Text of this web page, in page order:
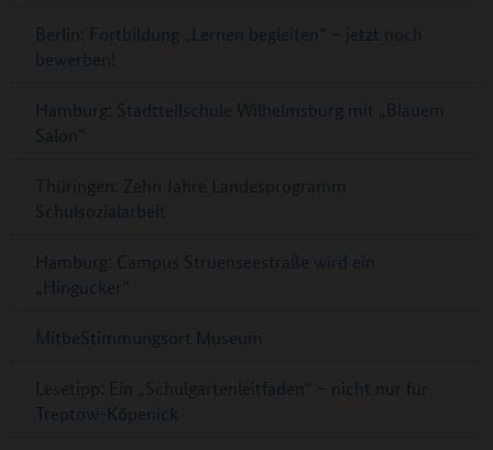
Berlin: Fortbildung „Lernen begleiten“ – jetzt noch
bewerben!
Hamburg: Stadtteilschule Wilhelmsburg mit „Blauem
Salon“
Thüringen: Zehn Jahre Landesprogramm
Schulsozialarbeit
Hamburg: Campus Struenseestraße wird ein
„Hingucker“
MitbeStimmungsort Museum
Lesetipp: Ein „Schulgartenleitfaden“ – nicht nur für
Treptow-Köpenick